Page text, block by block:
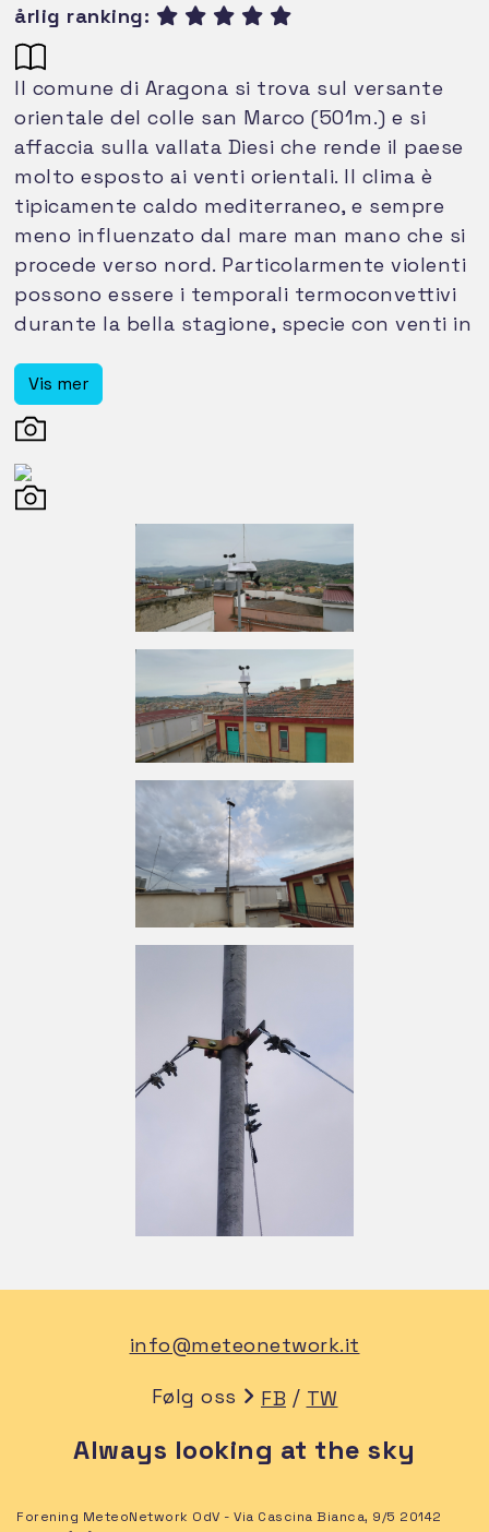
årlig ranking:
Il comune di Aragona si trova sul versante
orientale del colle san Marco (501m.) e si
affaccia sulla vallata Diesi che rende il paese
molto esposto ai venti orientali. Il clima è
tipicamente caldo mediterraneo, e sempre
meno influenzato dal mare man mano che si
procede verso nord. Particolarmente violenti
possono essere i temporali termoconvettivi
durante la bella stagione, specie con venti in
quest'ultimo caso particolarmente colpite
risultano essere le campagne subito ad est
del centro abitato. In inverno difficilmente in
paese si raggiungono temperature sotto lo
zero. Discorso diverso invece per le vallate a
nord, e in particolar modo nelle zone
limitrofe a contrada salto d'Angio', dove il
clima assume caratteristiche più
continentali. Piogge soprattutto
dall'autunno ai primi mesi della primavera
con maggiori accumuli durante il periodo
autunnale, durante il quale molto frequenti
e violenti risultano essere i temporali
marittimi in risalita dal canale di Sicilia. Le
estati sono calde e nelle zone più interne si
possono raggiungere i 40 gradi durante le
avvezioni subtropicali. Poco frequentati
sono le nevicate, più abbondanti nei rilievi
orientali, meno soggetti all'ombra
pluviometrica dei monti Sicani.
Vis mer
info@meteonetwork.it
Følg oss FB / TW
Always looking at the sky
Forening MeteoNetwork OdV - Via Cascina Bianca, 9/5 20142